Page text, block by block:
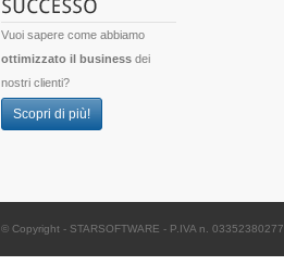
Vuoi sapere come abbiamo
ottimizzato il business dei
nostri clienti?
Scopri di più!
© Copyright - STARSOFTWARE - P.IVA n. 03352380277